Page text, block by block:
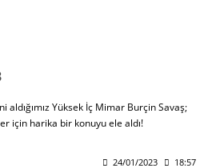
Yüksek İç Mimar Burçin Savaş;
için harika bir konuyu ele aldı!
24/01/2023 18:57